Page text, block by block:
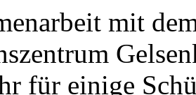
mit
für einige